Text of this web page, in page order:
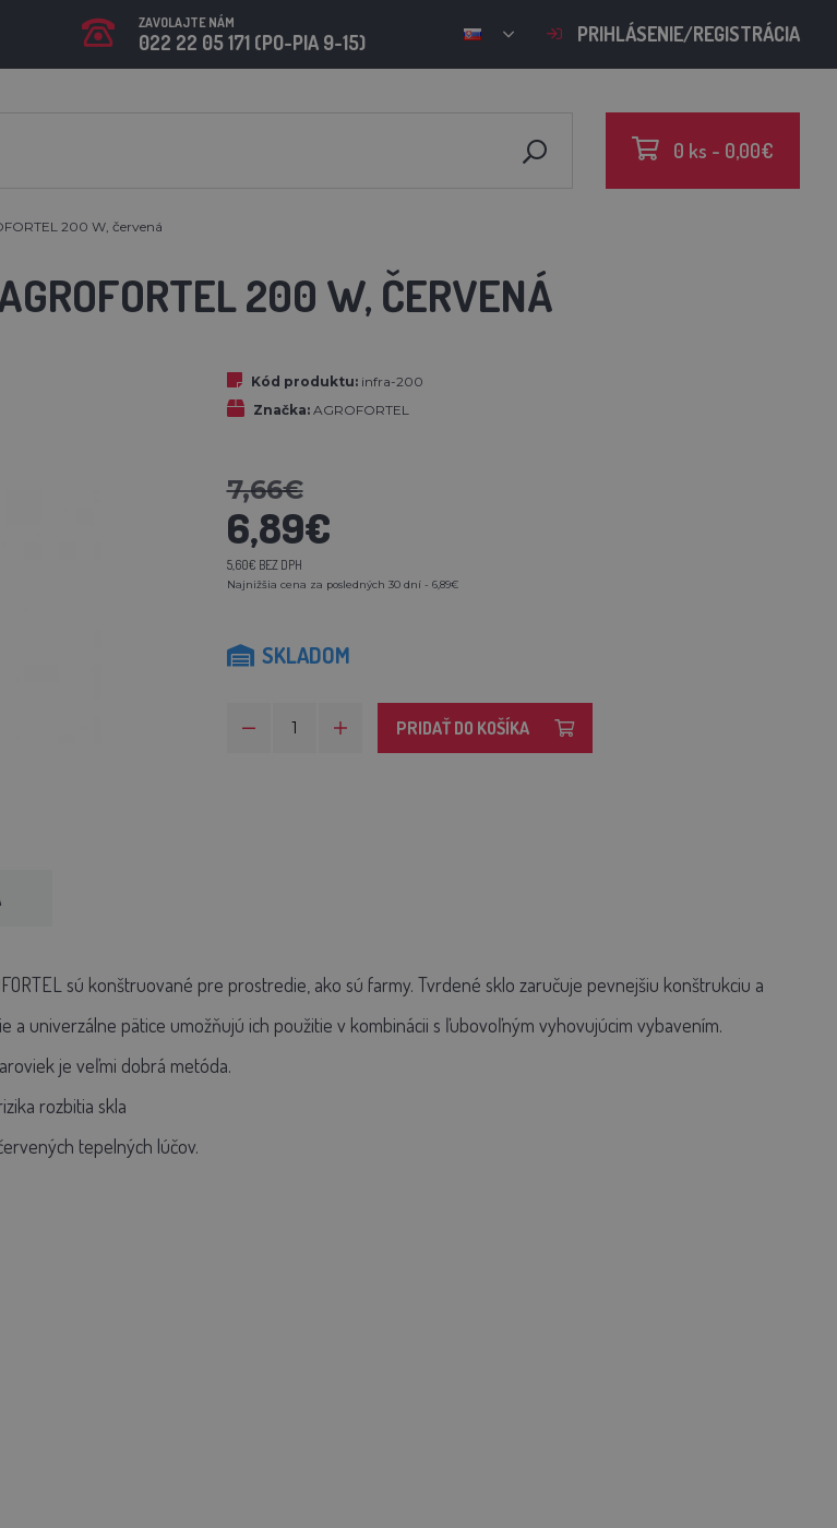
ZAVOLAJTE NÁM
022 22 05 171 (PO-PIA 9-15) PRIHLÁSENIE/REGISTRÁCIA
0 ks - 0,00€
200 W, červená
200 W, ČERVENÁ
Kód produktu: infra-200
Značka: AGROFORTEL
7,66€
6,89€
5,60€ BEZ DPH
Najnižšia cena za posledných 30 dní - 6,89€
SKLADOM
PRIDAŤ DO KOŠÍKA
sú konštruované pre prostredie, ako sú farmy. Tvrdené sklo zaručuje pevnejšiu konštrukciu a
a univerzálne pätice umožňujú ich použitie v kombinácii s ľubovoľným vyhovujúcim vybavením.
je veľmi dobrá metóda.
rozbitia skla
tepelných lúčov.